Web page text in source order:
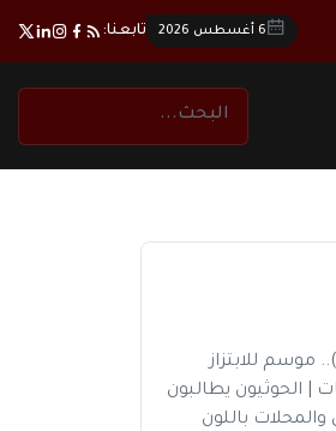
6 أغسطس 2026 تابعنا:
موسم للابتزاز
| الحوثيون يطالبون
باللون